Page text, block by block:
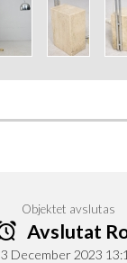
Objektet avslutas
Avslutat
3 December 2023